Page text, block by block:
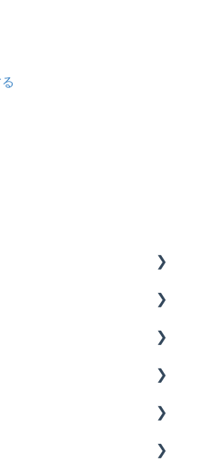
ティ
て
ザー登録について
グループ設定